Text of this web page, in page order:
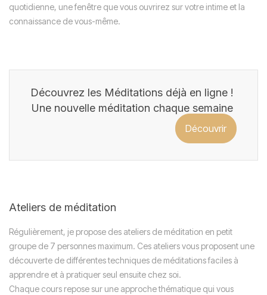
quotidienne, une fenêtre que vous ouvrirez sur votre intime et la
connaissance de vous-même.
Découvrez les Méditations déjà en ligne !
Une nouvelle méditation chaque semaine
Découvrir
Ateliers de méditation
Régulièrement, je propose des ateliers de méditation en petit
groupe de 7 personnes maximum. Ces ateliers vous proposent une
découverte de différentes techniques de méditations faciles à
apprendre et à pratiquer seul ensuite chez soi.
Chaque cours repose sur une approche thématique qui vous